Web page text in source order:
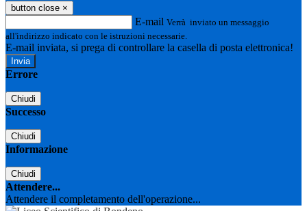
button close ×
E-mail Verrà inviato un messaggio
all'indirizzo indicato con le istruzioni necessarie.
E-mail inviata, si prega di controllare la casella di posta elettronica!
Errore
Chiudi
Successo
Chiudi
Informazione
Chiudi
Attendere...
Attendere il completamento dell'operazione...